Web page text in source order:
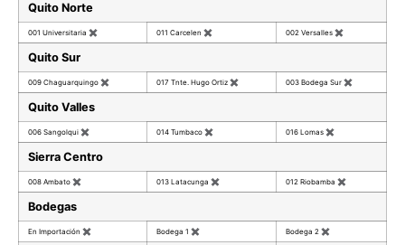
Quito Norte
001 Universitaria ✖ 011 Carcelen ✖ 002 Versalles ✖
Quito Sur
009 Chaguarquingo ✖ 017 Tnte. Hugo Ortiz ✖ 003 Bodega Sur ✖
Quito Valles
006 Sangolqui ✖ 014 Tumbaco ✖ 016 Lomas ✖
Sierra Centro
008 Ambato ✖ 013 Latacunga ✖ 012 Riobamba ✖
Bodegas
En Importación ✖ Bodega 1 ✖ Bodega 2 ✖